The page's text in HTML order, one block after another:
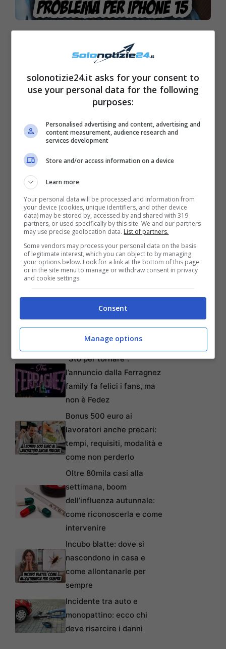
15: dopo il surriscaldamento pure
questo
Articoli recenti
fiducia nei confronti delle
farmacie online
“Sto per tornare”:
l’annuncio dalla Ferragnez
family fa felici i fans, ma
non è Fedez
Bonus 500 euro ai
lavoratori anche precari:
tempi, requisiti, modalità e
come non perderlo
Oltre 80mila casi alla
settimana, boom
dell’influenza autunnale:
come riconoscerla e come
intervenire
Incubo blatte: dove si
nascondono in casa e
come allontanarle per
sempre
Incidente tra auto e
monopattino: ecco chi
deve risarcire i danni
solonotizie24.it asks for your consent to
use your personal data for the following
purposes:
Personalised advertising and content, advertising and
content measurement, audience research and
services development
Store and/or access information on a device
Learn more
Your personal data will be processed and information from
your device (cookies, unique identifiers, and other device
data) may be stored by, accessed by and shared with 319
partners, or used specifically by this site. We and our partners
may use precise geolocation data. List of partners.
Some vendors may process your personal data on the basis
of legitimate interest, which you can object to by managing
your options below. Look for a link at the bottom of this page
or in the site menu to manage or withdraw consent in privacy
and cookie settings.
Consent
Manage options